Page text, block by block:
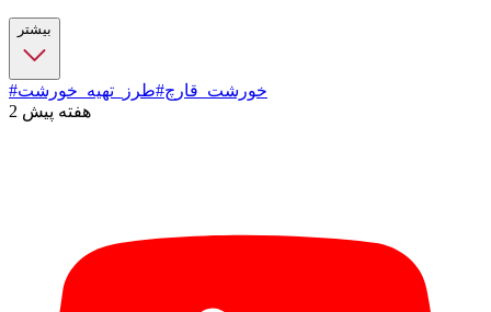
بیشتر
#خورشت_قارچ#طرز_تهیه_خورشت
2 هفته پیش